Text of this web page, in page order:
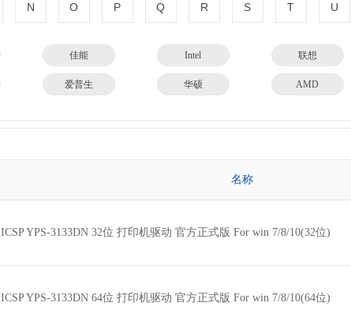
N O P Q R S T U
佳能 Intel 联想
爱普生 华硕 AMD
名称
ICSP YPS-3133DN 32位 打印机驱动 官方正式版 For win 7/8/10(32位)
ICSP YPS-3133DN 64位 打印机驱动 官方正式版 For win 7/8/10(64位)